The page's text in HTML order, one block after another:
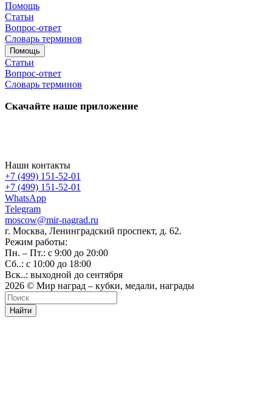
Помощь
Статьи
Вопрос-ответ
Словарь терминов
Помощь
Статьи
Вопрос-ответ
Словарь терминов
Скачайте наше приложение
Наши контакты
+7 (499) 151-52-01
+7 (499) 151-52-01
WhatsApp
Telegram
moscow@mir-nagrad.ru
г. Москва, Ленинградский проспект, д. 62.
Режим работы:
Пн. – Пт.: с 9:00 до 20:00
Сб..: с 10:00 до 18:00
Вск..: выходной до сентября
2026 © Мир наград – кубки, медали, награды
Найти